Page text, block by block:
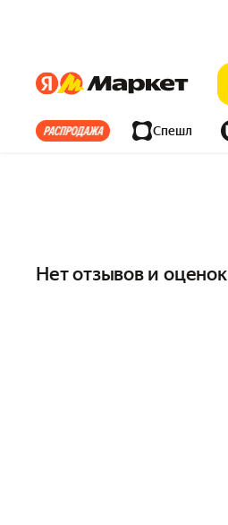
ЯндексЯндекс
Все хиты Спешл
Нет отзывов и оценок